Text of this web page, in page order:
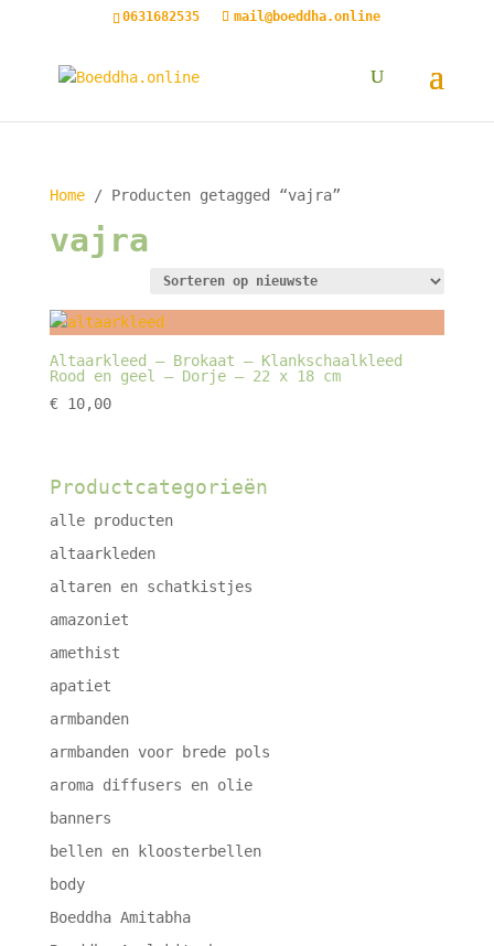
0631682535 mail@boeddha.online
Home/ Producten getagged “vajra”
vajra
Altaarkleed – Brokaat – Klankschaalkleed
Rood en geel – Dorje – 22 x 18 cm
€10,00
Productcategorieën
alle producten
altaarkleden
altaren en schatkistjes
amazoniet
amethist
apatiet
armbanden
armbanden voor brede pols
aroma diffusers en olie
banners
bellen en kloosterbellen
body
Boeddha Amitabha